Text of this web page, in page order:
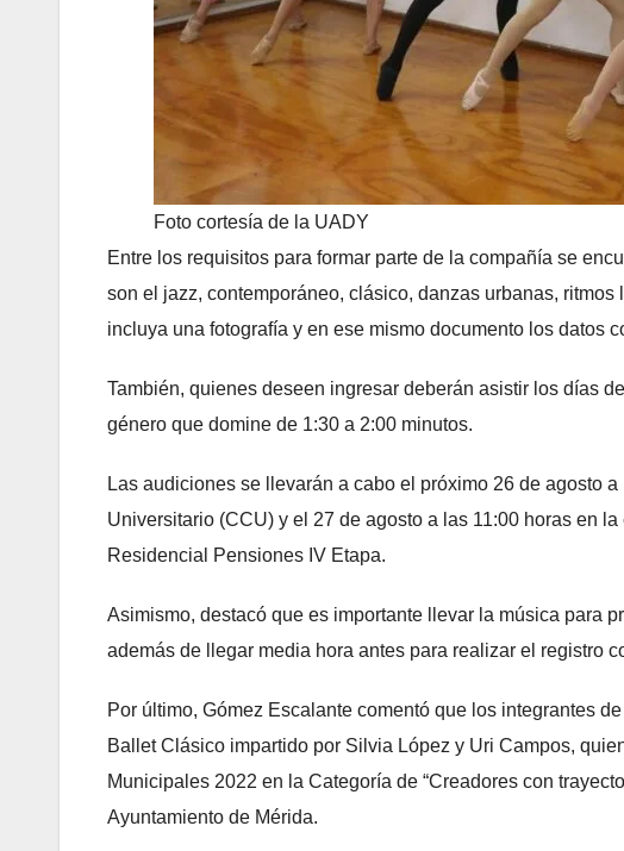
Foto cortesía de la UADY
Entre los requisitos para formar parte de la compañía se
son el jazz, contemporáneo, clásico, danzas urbanas,
incluya una fotografía y en ese mismo documento los datos
También, quienes deseen ingresar deberán asistir los días
género que domine de 1:30 a 2:00 minutos.
Las audiciones se llevarán a cabo el próximo 26 de agosto
Universitario (CCU) y el 27 de agosto a las 11:00 horas en
Residencial Pensiones IV Etapa.
Asimismo, destacó que es importante llevar la música para
además de llegar media hora antes para realizar el registro
Por último, Gómez Escalante comentó que los integrantes
Ballet Clásico impartido por Silvia López y Uri Campos,
Municipales 2022 en la Categoría de “Creadores con
Ayuntamiento de Mérida.